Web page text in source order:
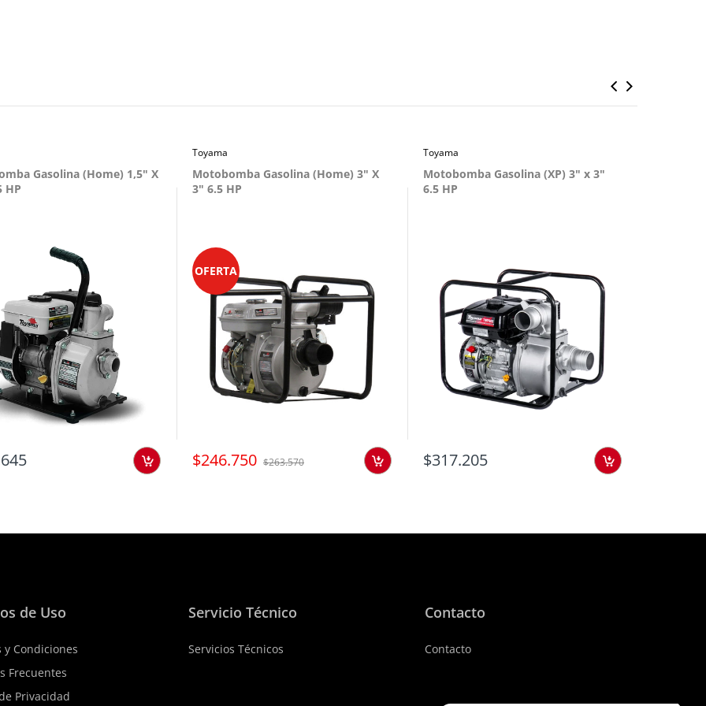
Gasolina (Home) 1,5" X
HP
Toyama
Motobomba Gasolina (Home) 3" X
3" 6.5 HP
OFERTA
$246.750 $263.570
Toyama
Motobomba Gasolina (XP) 3" x 3"
6.5 HP
$317.205
de Uso
y Condiciones
Frecuentes
Privacidad
Servicio Técnico
Servicios Técnicos
Contacto
Contacto